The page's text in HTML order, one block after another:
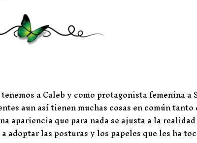
a Caleb y como protagonista femenina a
aun así tienen muchas cosas en común
apariencia que para nada se ajusta a la
adoptar las posturas y los papeles que les ha